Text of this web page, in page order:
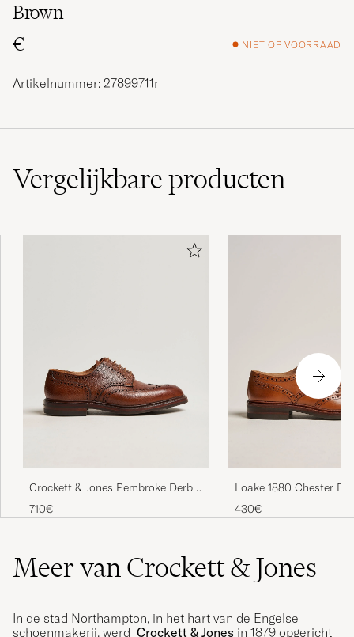
Brown
€
NIET OP VOORRAAD
Artikelnummer: 27899711r
Vergelijkbareproducten
Crockett & Jones Pembroke Derbys
Tan Grained Calf
710€
Loake 1880 Chester
Burnished Calf
430€
Meer van Crockett & Jones
In de stad Northampton, in het hart van de Engelse
schoenmakerij, werd Crockett & Jones in 1879 opgericht